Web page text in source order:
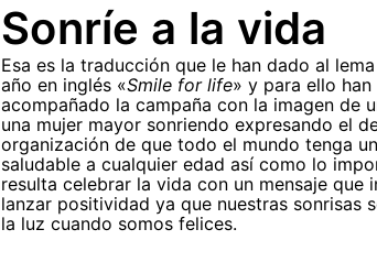
Sonríe a la vida
Esa es la traducción que le han dado al
año en inglés «Smile for life» y para ello han
acompañado la campaña con la imagen de
una mujer mayor sonriendo expresando el
organización de que todo el mundo tenga
saludable a cualquier edad así como lo
resulta celebrar la vida con un mensaje que
lanzar positividad ya que nuestras sonrisas
la luz cuando somos felices.